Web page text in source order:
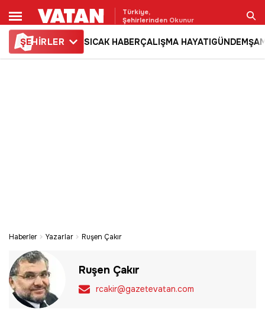
Türkiye,
Şehirlerinden Okunur
ŞEHİRLER SICAK HABERÇALIŞMA HAYATIGÜNDEM
Haberler Yazarlar Ruşen Çakır
Ruşen Çakır
rcakir@gazetevatan.com